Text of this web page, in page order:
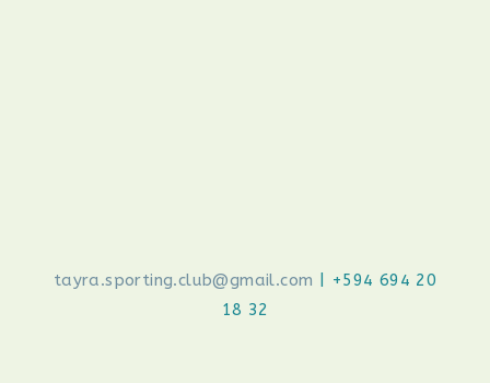
tayra.sporting.club@gmail.com | +594 694 20
18 32